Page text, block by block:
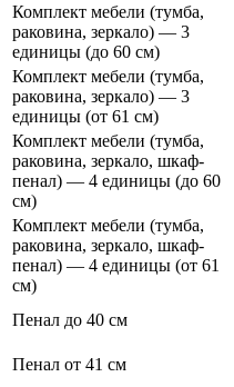
Комплект мебели (тумба,
раковина, зеркало) — 3
единицы (до 60 см)
Комплект мебели (тумба,
раковина, зеркало) — 3
единицы (от 61 см)
Комплект мебели (тумба,
раковина, зеркало, шкаф-
пенал) — 4 единицы (до 60
см)
Комплект мебели (тумба,
раковина, зеркало, шкаф-
пенал) — 4 единицы (от 61
см)
Пенал до 40 см
Пенал от 41 см